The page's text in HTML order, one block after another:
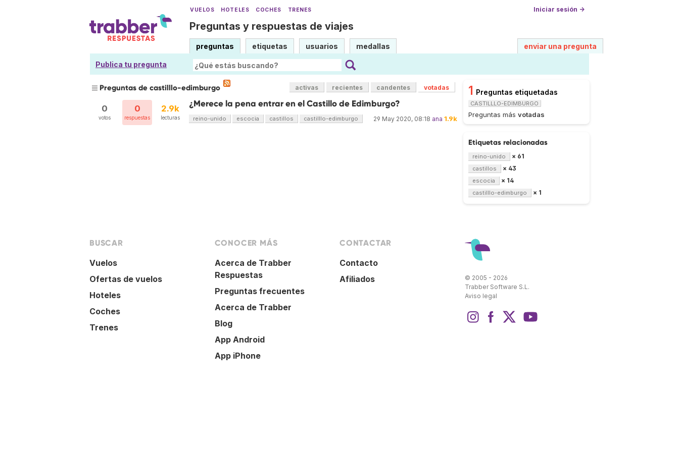
VUELOS HOTELES COCHES TRENES Iniciar sesión →
Preguntas y respuestas de viajes
preguntas etiquetas usuarios medallas enviar una pregunta
Publica tu pregunta
Preguntas de castilllo-edimburgo activas recientes candentes votadas
0
votos
0
respuestas
2.9k
lecturas
¿Merece la pena entrar en el Castillo de Edimburgo?
29 May 2020, 08:18 ana 1.9k
reino-unido escocia castillos castilllo-edimburgo
1 Preguntas etiquetadas
CASTILLLO-EDIMBURGO
Preguntas más votadas
Etiquetas relacionadas
reino-unido × 61
castillos × 43
escocia × 14
castilllo-edimburgo × 1
BUSCAR
Vuelos
Ofertas de vuelos
Hoteles
Coches
Trenes
CONOCER MÁS
Acerca de Trabber
Respuestas
Preguntas frecuentes
Acerca de Trabber
Blog
App Android
App iPhone
CONTACTAR
Contacto
Afiliados
© 2005 - 2026
Trabber Software S.L.
Aviso legal